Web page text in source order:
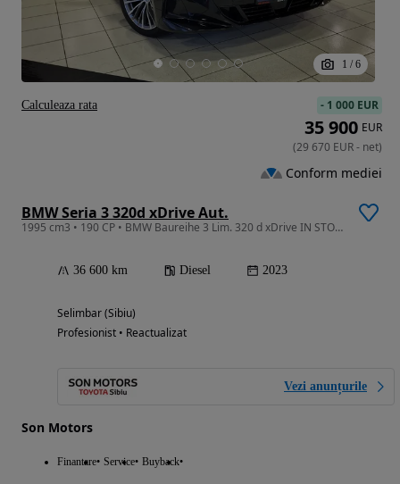
1 / 6
BMW Seria 3 320d xDrive Aut.
1995 cm3 • 190 CP • BMW Baureihe 3 Lim. 320 d xDrive IN STOC LA SIBIU
36 600 km Diesel 2023
Selimbar (Sibiu)
Profesionist • Reactualizat
Vezi anunțurile
Son Motors
Finantare Service Buyback
- 1 000 EUR
35 900 EUR
(29 670 EUR- net)
Conform mediei
Calculeaza rata